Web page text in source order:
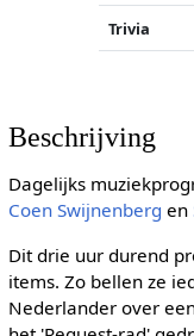
Trivia
Beschrijving
Dagelijks
Coen Swijnenberg en
Dit drie uur durend
items. Zo bellen ze
Nederlander over